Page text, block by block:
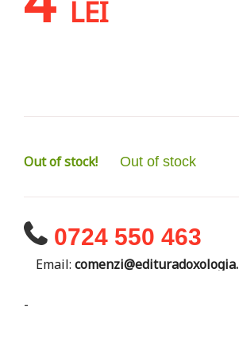
LEI
Out of stock! Out of stock
0724 550 463
Email:
-